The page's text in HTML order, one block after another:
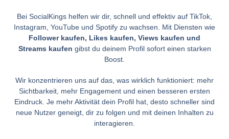
Bei SocialKings helfen wir dir, schnell und effektiv auf TikTok,
Instagram, YouTube und Spotify zu wachsen. Mit Diensten wie
Follower kaufen, Likes kaufen, Views kaufen und
Streams kaufen gibst du deinem Profil sofort einen starken
Boost.
Wir konzentrieren uns auf das, was wirklich funktioniert: mehr
Sichtbarkeit, mehr Engagement und einen besseren ersten
Eindruck. Je mehr Aktivität dein Profil hat, desto schneller sind
neue Nutzer geneigt, dir zu folgen und mit deinen Inhalten zu
interagieren.